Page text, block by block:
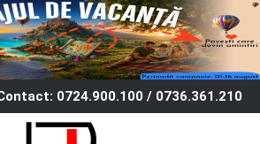
0724.900.100 / 0736.361.210